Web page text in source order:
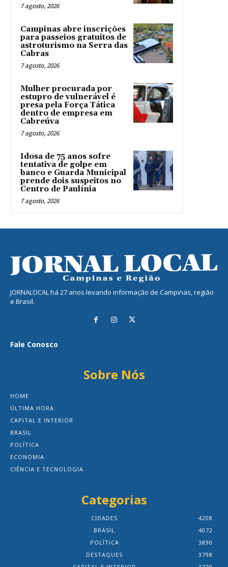
7 agosto, 2026
Campinas abre inscrições
para passeios gratuitos de
astroturismo na Serra das
Cabras
7 agosto, 2026
Mulher procurada por
estupro de vulnerável é
presa pela Força Tática
dentro de empresa em
Cabreúva
7 agosto, 2026
Idosa de 75 anos sofre
tentativa de golpe em
banco e Guarda Municipal
prende dois suspeitos no
Centro de Paulínia
7 agosto, 2026
JORNALOCAL há 27 anos levando informação de Campinas, região
e Brasil.
Fale Conosco
Sobre Nós
HOME
ÚLTIMA HORA
CAPITAL E INTERIOR
BRASIL
POLÍTICA
ECONOMIA
CIÊNCIA E TECNOLOGIA
Categorias
CIDADES
4208
BRASIL
4072
POLÍTICA
3890
DESTAQUES
3798